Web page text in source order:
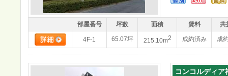
部屋番号 坪数 面積 賃料 共
4F-1 65.07坪 215.10m2 成約済み 成
コンコルディア